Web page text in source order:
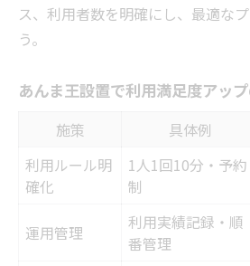
ス、利用者数を明確にし、最適な
う。
あんま王設置で利用満足度アッ
施策 具体例
利用ルール明
確化
1人1回10分・予約
制
運用管理
利用実績記録・順
番管理